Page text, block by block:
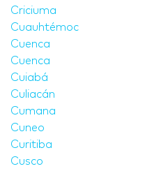
Criciuma
Cuauhtémoc
Cuenca
Cuenca
Cuiabá
Culiacán
Cumana
Cuneo
Curitiba
Cusco